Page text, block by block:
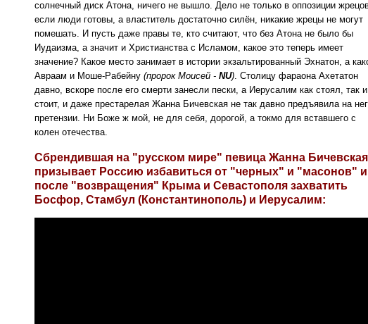
солнечный диск Атона, ничего не вышло. Дело не только в оппозиции
если люди готовы, а властитель достаточно силён, никакие жрецы не могут
помешать. И пусть даже правы те, кто считают, что без Атона не было бы
Иудаизма, а значит и Христианства с Исламом, какое это теперь имеет
значение? Какое место занимает в истории экзальтированный Эхнатон, а
Авраам и Моше-Рабейну (пророк Моисей - NU) . Столицу фараона Ахетатон
давно, вскоре после его смерти занесли пески, а Иерусалим как стоял, так и
стоит, и даже престарелая Жанна Бичевская не так давно предъявила на
претензии. Ни Боже ж мой, не для себя, дорогой, а токмо для вставшего с
колен отечества.
Сбрендившая на "русском мире" певица Жанна Бичевская
призывает Россию избавиться от "черных" и "масонов" и
после "возвращения" Крыма и Севастополя захватить
Босфор, Стамбул (Константинополь) и Иерусалим: